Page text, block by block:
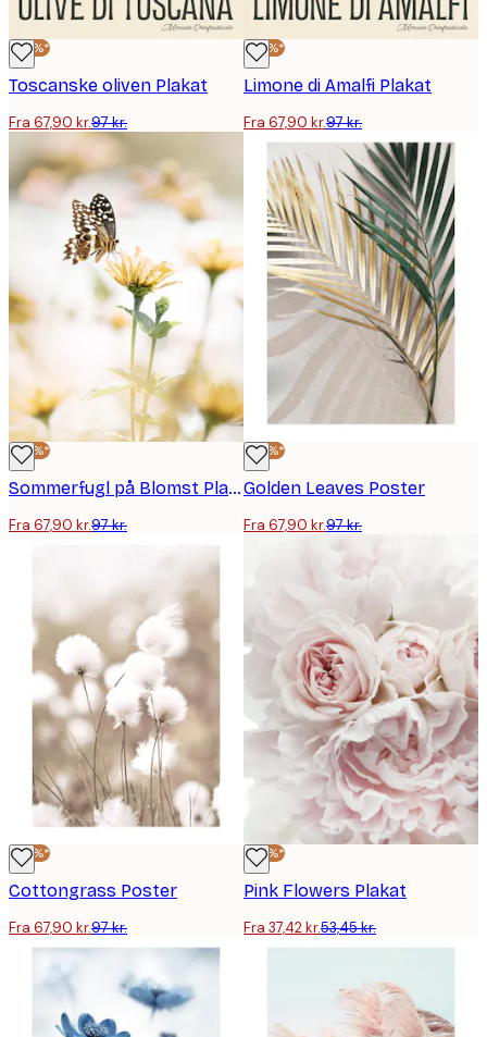
-30%*
Toscanske oliven Plakat
Fra 67,90 kr.97 kr.
-30%*
Limone di Amalfi Plakat
Fra 67,90 kr.97 kr.
-30%*
Sommerfugl på Blomst Plakat
Fra 67,90 kr.97 kr.
-30%*
Golden Leaves Poster
Fra 67,90 kr.97 kr.
-30%*
Cottongrass Poster
Fra 67,90 kr.97 kr.
-30%*
Pink Flowers Plakat
Fra 37,42 kr.53,45 kr.